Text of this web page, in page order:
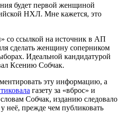
будет первой женщиной
НХЛ. Мне кажется, это
со ссылкой на источник в АП
сделать женщину соперником
Идеальной кандидатурой
Ксению Собчак.
эту информацию, а
газету за «вброс» и
Собчак, изданию следовало
неё, прежде чем публиковать